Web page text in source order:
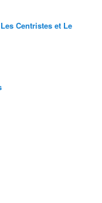
Centristes et Le